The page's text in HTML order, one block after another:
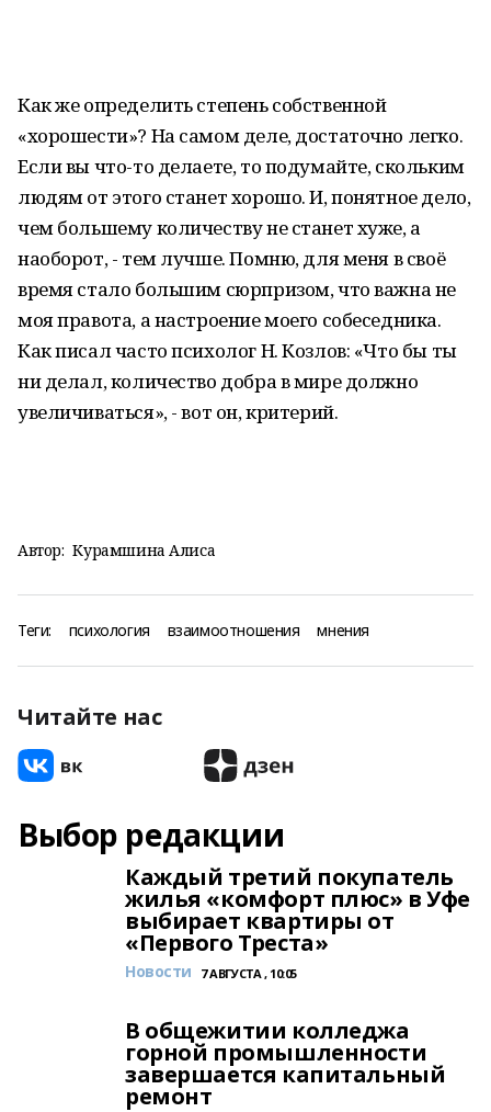
Как же определить степень собственной
«хорошести»? На самом деле, достаточно легко.
Если вы что-то делаете, то подумайте, скольким
людям от этого станет хорошо. И, понятное дело,
чем большему количеству не станет хуже, а
наоборот, - тем лучше. Помню, для меня в своё
время стало большим сюрпризом, что важна не
моя правота, а настроение моего собеседника.
Как писал часто психолог Н. Козлов: «Что бы ты
ни делал, количество добра в мире должно
увеличиваться», - вот он, критерий.
Автор: Курамшина Алиса
Теги: психология взаимоотношения мнения
Читайте нас
Выбор редакции
Каждый третий покупатель
жилья «комфорт плюс» в Уфе
выбирает квартиры от
«Первого Треста»
Новости 7 АВГУСТА , 10:05
В общежитии колледжа
горной промышленности
завершается капитальный
ремонт